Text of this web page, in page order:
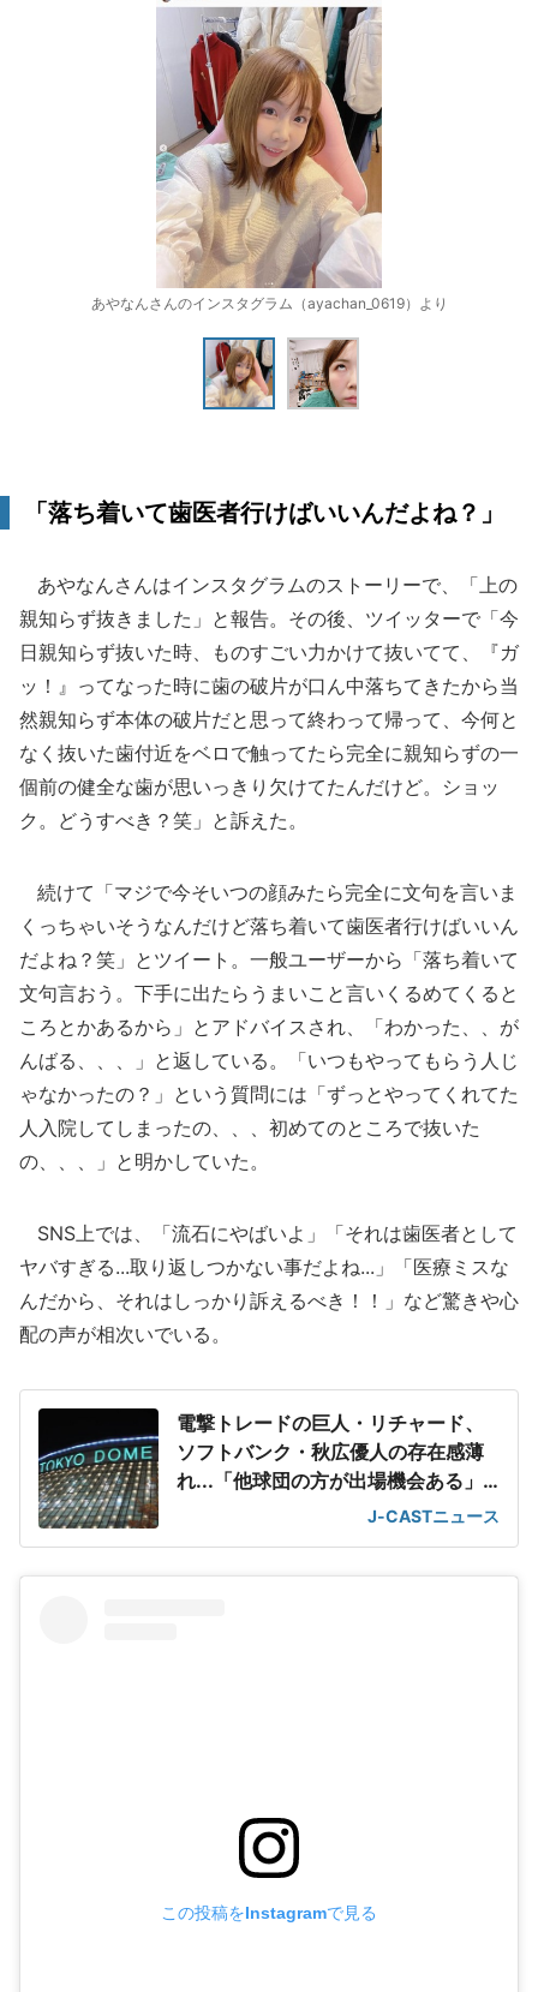
あやなんさんのインスタグラム（ayachan_0619）より
「落ち着いて歯医者行けばいいんだよね？」
あやなんさんはインスタグラムのストーリーで、「上の
親知らず抜きました」と報告。その後、ツイッターで「今
日親知らず抜いた時、ものすごい力かけて抜いてて、『ガ
ッ！』ってなった時に歯の破片が口ん中落ちてきたから当
然親知らず本体の破片だと思って終わって帰って、今何と
なく抜いた歯付近をベロで触ってたら完全に親知らずの一
個前の健全な歯が思いっきり欠けてたんだけど。ショッ
ク。どうすべき？笑」と訴えた。
続けて「マジで今そいつの顔みたら完全に文句を言いま
くっちゃいそうなんだけど落ち着いて歯医者行けばいいん
だよね？笑」とツイート。一般ユーザーから「落ち着いて
文句言おう。下手に出たらうまいこと言いくるめてくると
ころとかあるから」とアドバイスされ、「わかった、、が
んばる、、、」と返している。「いつもやってもらう人じ
ゃなかったの？」という質問には「ずっとやってくれてた
人入院してしまったの、、、初めてのところで抜いた
の、、、」と明かしていた。
SNS上では、「流石にやばいよ」「それは歯医者として
ヤバすぎる...取り返しつかない事だよね...」「医療ミスな
んだから、それはしっかり訴えるべき！！」など驚きや心
配の声が相次いでいる。
電撃トレードの巨人・リチャード、
ソフトバンク・秋広優人の存在感薄
れ...「他球団の方が出場機会ある」
J-CASTニュース
この投稿をInstagramで見る